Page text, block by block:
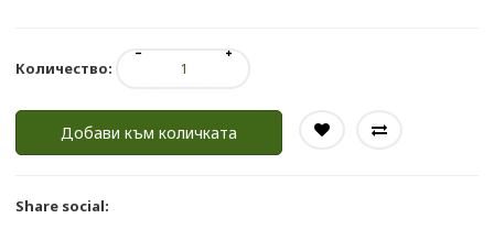
Количество:
Добави към количката
Share social: